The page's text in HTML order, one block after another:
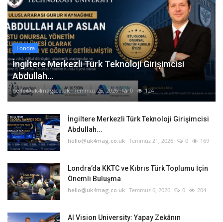
Londra
İngiltere Merkezli Türk Teknoloji Girişimcisi
Abdullah...
hello@uk4mag.co.uk Temmuz 25, 2026 0 124
İngiltere Merkezli Türk Teknoloji Girişimcisi
Abdullah...
hello@uk4mag.co.uk Temmuz 21, 2026 0 169
Londra’da KKTC ve Kıbrıs Türk Toplumu İçin
Önemli Buluşma
hello@uk4mag.co.uk Temmuz 6, 2026 0 204
AI Vision University: Yapay Zekânın